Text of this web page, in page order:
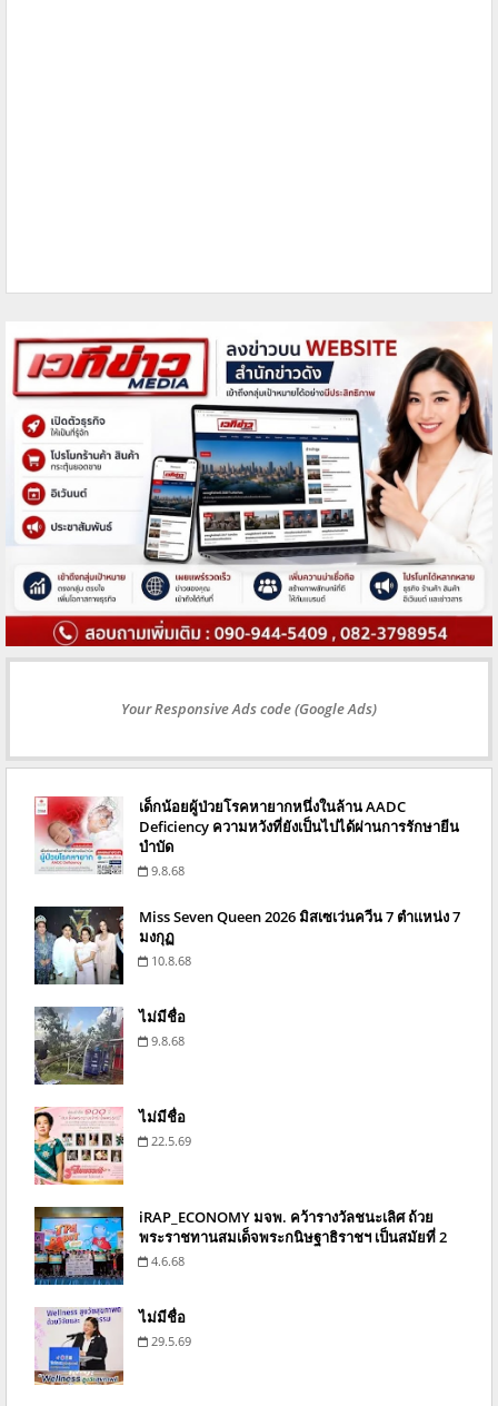
Your Responsive Ads code (Google Ads)
เด็กน้อยผู้ป่วยโรคหายากหนึ่งในล้าน AADC
Deficiency ความหวังที่ยังเป็นไปได้ผ่านการรักษายีน
บำบัด
9.8.68
Miss Seven Queen 2026 มิสเซเว่นควีน 7 ตำแหน่ง 7
มงกุฏ
10.8.68
ไม่มีชื่อ
9.8.68
ไม่มีชื่อ
22.5.69
iRAP_ECONOMY มจพ. คว้ารางวัลชนะเลิศ ถ้วย
พระราชทานสมเด็จพระกนิษฐาธิราชฯ เป็นสมัยที่ 2
4.6.68
ไม่มีชื่อ
29.5.69